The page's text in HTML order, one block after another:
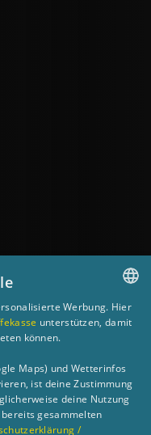
GERMAN
Werbung. Hier
unterstützen, damit
können.
Maps) und Wetterinfos
ist deine Zustimmung
deine Nutzung
gesammelten
/